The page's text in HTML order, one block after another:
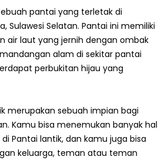
pantai yang terletak di
Sulawesi Selatan. Pantai ini memiliki
air laut yang jernih dengan ombak
alam di sekitar pantai
perbukitan hijau yang
merupakan sebuah impian bagi
Kamu bisa menemukan banyak hal
Pantai lantik, dan kamu juga bisa
keluarga, teman atau teman